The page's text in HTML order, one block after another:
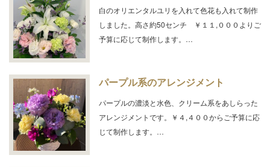
白のオリエンタルユリを入れて色花も入れて制作
しました。高さ約50センチ ￥１１,０００よりご
予算に応じて制作します。…
パープル系のアレンジメント
パープルの濃淡と水色、クリーム系をあしらった
アレンジメントです。￥４,４００からご予算に応
じて制作します。…